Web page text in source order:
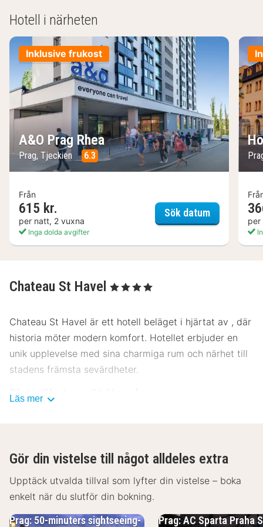
Hotell i närheten
Inklusive frukost
A&O Prag Rhea
Prag, Tjeckien 6.3
Från
615 kr.
per natt, 2 vuxna
Inga dolda avgifter
Sök datumA&O Prag
per
Chateau St Havel , 4 Stjärnor
Chateau St Havel är ett hotell beläget i hjärtat av , där
historia möter modern komfort. Hotellet erbjuder en
unik upplevelse med sina charmiga rum och närhet till
stadens främsta sevärdheter.
Plats Chateau St Havel
sevärdheterna, inklusive museer och kulturella
landmärken. Området är perfekt för dem som vill
uppleva stadens rika historia och pulserande kultur.
Läs mer
Gör din vistelse till något alldeles extra
Upptäck utvalda tillval som lyfter din vistelse – boka
enkelt när du slutför din bokning.
Prag: 50-minuters sightseeing-
Prag: AC Sparta Praha